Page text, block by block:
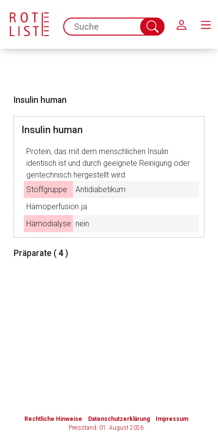
spc.search.input.placeholder
Suche
abschicken
Insulin human
Insulin human
Protein, das mit dem menschlichen Insulin
identisch ist und durch geeignete Reinigung oder
gentechnisch hergestellt wird
Stoffgruppe
Antidiabetikum
Hämoperfusion ja
Hämodialyse nein
Präparate ( 4 )
Rechtliche Hinweise Datenschutzerklärung
Impressum
Preisstand: 01. August 2026
Aufruf einer externen Seite
Der von Ihnen aufgerufene Link öffnet eine externe Web-
Seite. Für die Inhalte der externen Web-Seite ist deren
Betreiber verantwortlich. Ebenso gelten dort ggf. andere
Datenschutzbestimmungen.
Zurück zur rote-liste.de Zur Seite